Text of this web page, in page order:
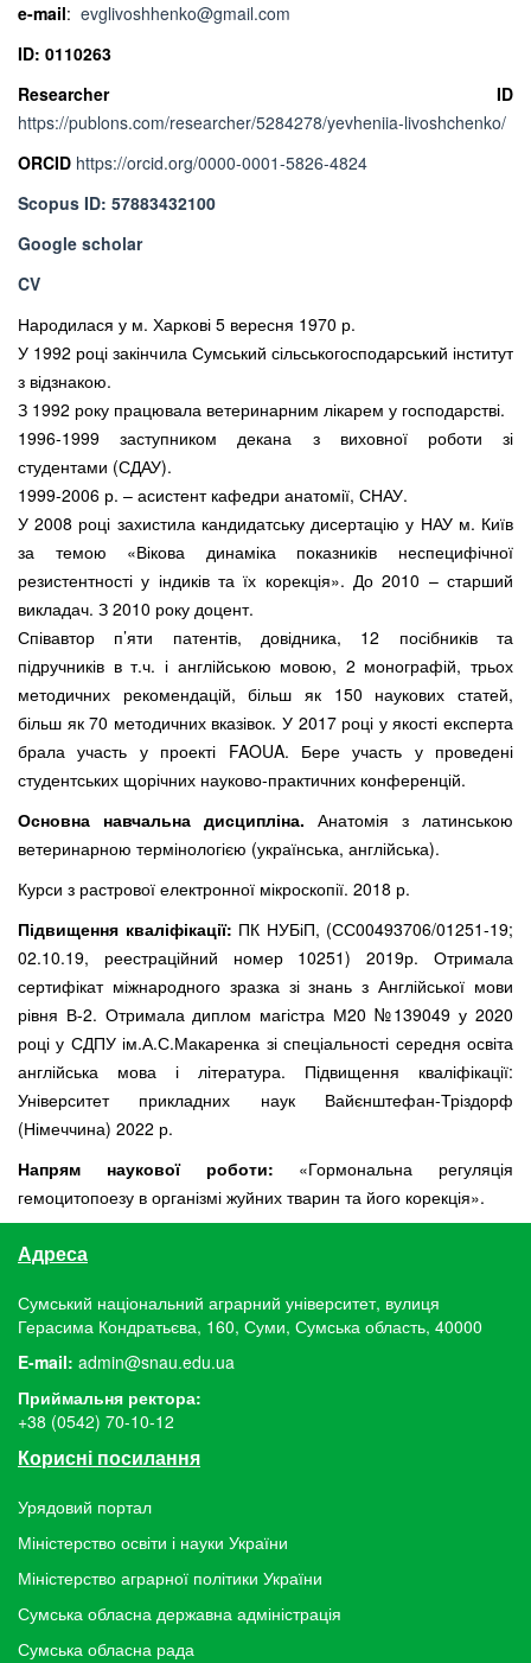
e-mail: evglivoshhenko@gmail.com
ID: 0110263
Researcher
ID
https://publons.com/researcher/5284278/yevheniia-livoshchenko/
ORCID https://orcid.org/0000-0001-5826-4824
Scopus ID: 57883432100
Google scholar
CV
Народилася у м. Харкові 5 вересня 1970 р.
У 1992 році закінчила Сумський сільськогосподарський інститут
з відзнакою.
З 1992 року працювала ветеринарним лікарем у господарстві.
1996-1999 заступником декана з виховної роботи зі
студентами (СДАУ).
1999-2006 р. – асистент кафедри анатомії, СНАУ.
У 2008 році захистила кандидатську дисертацію у НАУ м. Київ
за темою «Вікова динаміка показників неспецифічної
резистентності у індиків та їх корекція». До 2010 – старший
викладач. З 2010 року доцент.
Співавтор п’яти патентів, довідника, 12 посібників та
підручників в т.ч. і англійською мовою, 2 монографій, трьох
методичних рекомендацій, більш як 150 наукових статей,
більш як 70 методичних вказівок. У 2017 році у якості експерта
брала участь у проекті FAOUA. Бере участь у проведені
студентських щорічних науково-практичних конференцій.
Основна навчальна дисципліна. Анатомія з латинською
ветеринарною термінологією (українська, англійська).
Курси з растрової електронної мікроскопії. 2018 р.
Підвищення кваліфікації: ПК НУБіП, (СС00493706/01251-19;
02.10.19, реестраційний номер 10251) 2019р. Отримала
сертифікат міжнародного зразка зі знань з Англійської мови
рівня В-2. Отримала диплом магістра М20 №139049 у 2020
році у СДПУ ім.А.С.Макаренка зі спеціальності середня освіта
англійська мова і література. Підвищення кваліфікації:
Університет прикладних наук Вайєнштефан-Тріздорф
(Німеччина) 2022 р.
Напрям наукової роботи: «Гормональна регуляція
гемоцитопоезу в організмі жуйних тварин та його корекція».
Адреса
Сумський національний аграрний університет, вулиця
Герасима Кондратьєва, 160, Суми, Сумська область, 40000
E-mail: admin@snau.edu.ua
Приймальня ректора:
+38 (0542) 70-10-12
Корисні посилання
Урядовий портал
Міністерство освіти і науки України
Міністерство аграрної політики України
Сумська обласна державна адміністрація
Сумська обласна рада